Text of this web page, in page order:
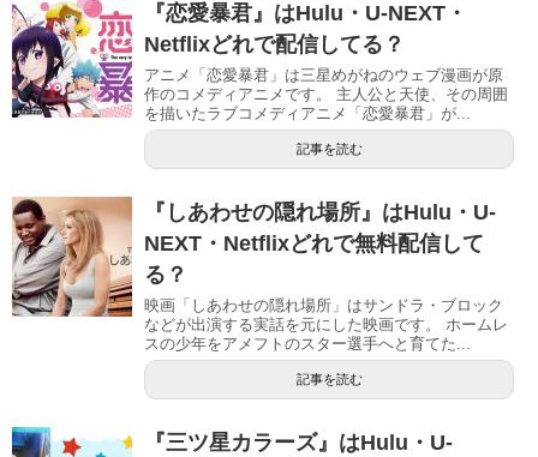
『恋愛暴君』はHulu・U-NEXT・
Netflixどれで配信してる？
アニメ「恋愛暴君」は三星めがねのウェブ漫画が原
作のコメディアニメです。 主人公と天使、その周囲
を描いたラブコメディアニメ「恋愛暴君」が...
記事を読む
『しあわせの隠れ場所』はHulu・U-
NEXT・Netflixどれで無料配信して
る？
映画「しあわせの隠れ場所」はサンドラ・ブロック
などが出演する実話を元にした映画です。 ホームレ
スの少年をアメフトのスター選手へと育てた...
記事を読む
『三ツ星カラーズ』はHulu・U-